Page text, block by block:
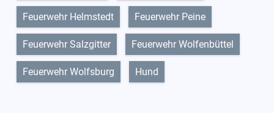
Feuerwehr Helmstedt Feuerwehr Peine
Feuerwehr Salzgitter Feuerwehr Wolfenbüttel
Feuerwehr Wolfsburg Hund